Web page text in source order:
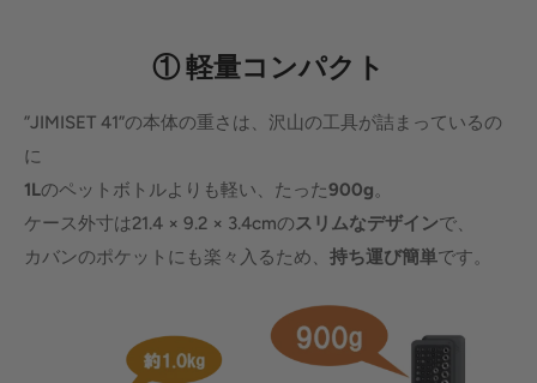
①軽量コンパクト
”JIMISET 41”の本体の重さは、沢山の工具が詰まっているの
に
1Lのペットボトルよりも軽い、たった900g。
ケース外寸は21.4 × 9.2 × 3.4cmのスリムなデザインで、
カバンのポケットにも楽々入るため、 持ち運び簡単です。